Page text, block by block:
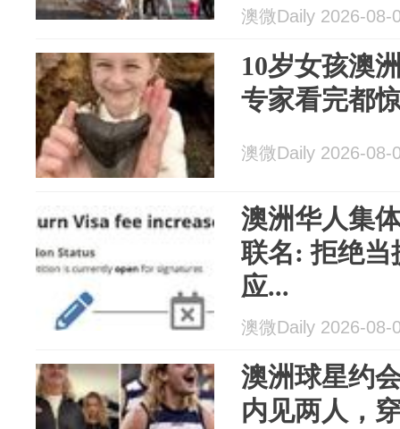
澳微Daily 2026-08-
10岁女孩澳
专家看完都
澳微Daily 2026-08-
澳洲华人集
联名: 拒绝当
应...
澳微Daily 2026-08-
澳洲球星约
内见两人，